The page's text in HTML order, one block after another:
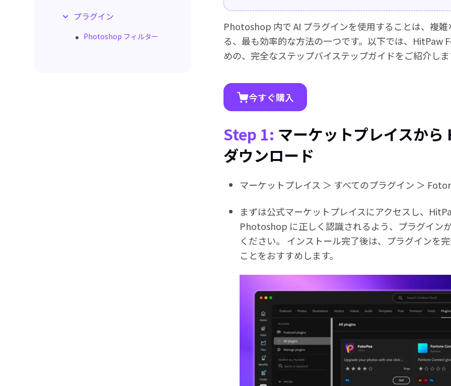
AIポートレート生成
背景削除・変更
オブジェクト削除
プラグイン
Photoshop フィルター
Photoshop 内で AI プラグインを使用することは、複
る、最も効率的な方法の一つです。以下では、
めの、完全なステップバイステップガイドをご紹介し
今すぐ購入
Step 1: マーケットプレイスか
ダウンロード
マーケットプレイス ＞ すべてのプラグイン ＞
まずは公式マーケットプレイスにアクセスし、
Photoshop に正しく認識されるよう、プラグイン
ください。 インストール完了後は、プラグインを
ことをおすすめします。